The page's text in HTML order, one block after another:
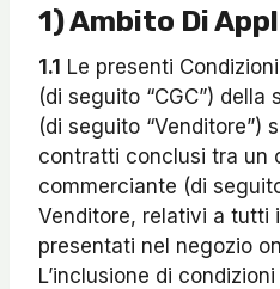
1) Ambito Di
1.1 Le presenti
(di seguito “CGC”)
(di seguito “Venditore”)
contratti conclusi tra un
commerciante (di
Venditore, relativi a tutti
presentati nel negozio
L’inclusione di